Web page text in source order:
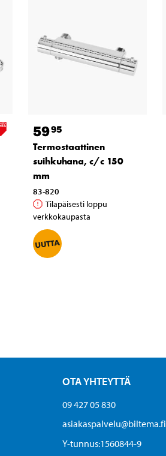
5995
Termostaattinen
suihkuhana, c/c 150
mm
83-820
Tilapäisesti loppu
verkkokaupasta
OTA YHTEYTTÄ
09 427 05 830
asiakaspalvelu@biltema.fi
Y-tunnus:1560844-9